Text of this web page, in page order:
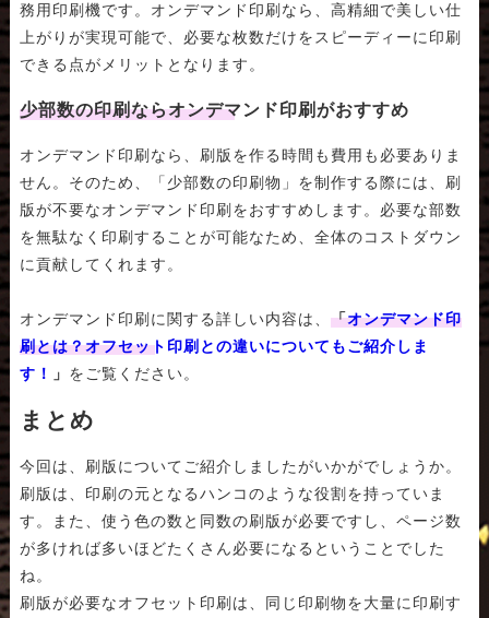
務用印刷機です。オンデマンド印刷なら、高精細で美しい仕
上がりが実現可能で、必要な枚数だけをスピーディーに印刷
できる点がメリットとなります。
少部数の印刷ならオンデマンド印刷がおすすめ
オンデマンド印刷なら、刷版を作る時間も費用も必要ありま
せん。そのため、「少部数の印刷物」を制作する際には、刷
版が不要なオンデマンド印刷をおすすめします。必要な部数
を無駄なく印刷することが可能なため、全体のコストダウン
に貢献してくれます。
オンデマンド印刷に関する詳しい内容は、 「オンデマンド印
刷とは？オフセット印刷との違いについてもご紹介しま
す！
」 をご覧ください。
まとめ
今回は、刷版についてご紹介しましたがいかがでしょうか。
刷版は、印刷の元となるハンコのような役割を持っていま
す。また、使う色の数と同数の刷版が必要ですし、ページ数
が多ければ多いほどたくさん必要になるということでした
ね。
刷版が必要なオフセット印刷は、同じ印刷物を大量に印刷す